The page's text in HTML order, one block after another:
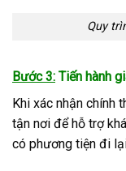
Quy
Bước 3: Tiến hành
Khi xác nhận chính
tận nơi để hỗ trợ
có phương tiện đi